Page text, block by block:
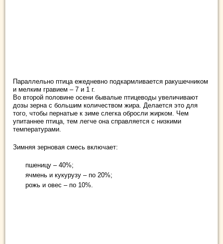
Параллельно птица ежедневно подкармливается ракушечником
и мелким гравием – 7 и 1 г.
Во второй половине осени бывалые птицеводы увеличивают
дозы зерна с большим количеством жира. Делается это для
того, чтобы пернатые к зиме слегка обросли жирком. Чем
упитаннее птица, тем легче она справляется с низкими
температурами.
Зимняя зерновая смесь включает:
пшеницу – 40%;
ячмень и кукурузу – по 20%;
рожь и овес – по 10%.